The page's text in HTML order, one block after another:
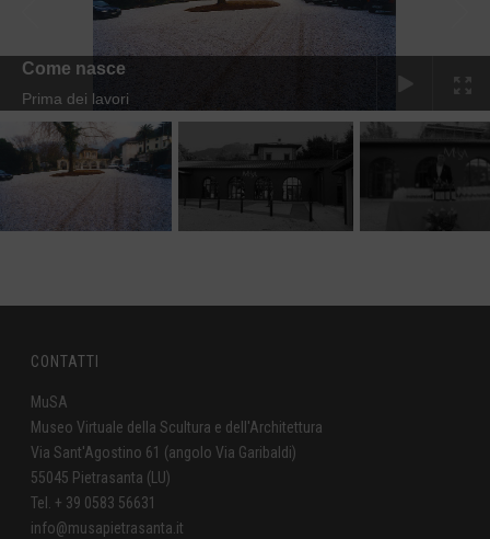
Come nasce
Prima dei lavori
CONTATTI
MuSA
Museo Virtuale della Scultura e dell'Architettura
Via Sant'Agostino 61 (angolo Via Garibaldi)
55045 Pietrasanta (LU)
Tel. + 39 0583 56631
info@musapietrasanta.it